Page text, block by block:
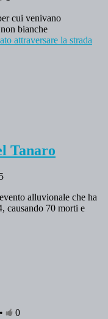
cui venivano
bianche
attraversare la strada
Tanaro
5
alluvionale che ha
causando 70 morti e
•
0